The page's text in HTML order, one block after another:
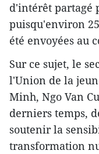
d'intérêt partagé
puisqu'environ
été envoyées au
Sur ce sujet, le
l'Union de la
Minh, Ngo Van
derniers temps,
soutenir la
transformation